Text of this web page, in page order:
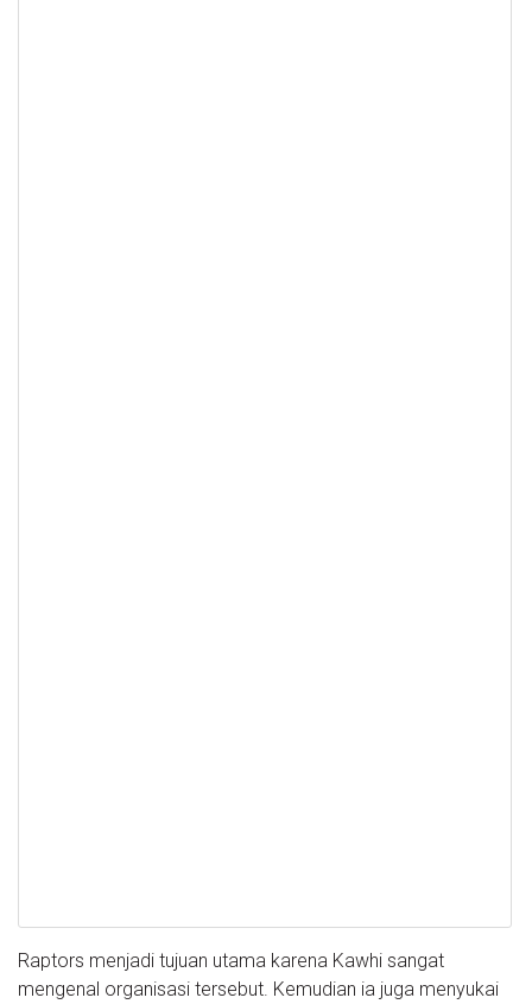
Raptors menjadi tujuan utama karena Kawhi sangat
mengenal organisasi tersebut. Kemudian ia juga menyukai